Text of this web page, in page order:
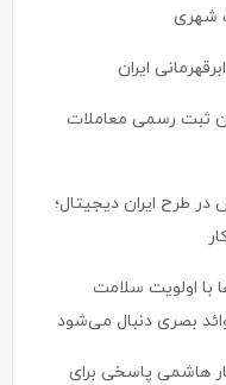
شهری
ایران
ثبت رسمی معاملات
هزار متخصص در طرح ایران دیجیتال؛
با اولویت سلامت
بصری دنبال می‌شود
هاشمی پاسخی برای